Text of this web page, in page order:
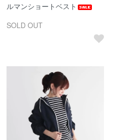
ルマンショートベスト
SOLD OUT